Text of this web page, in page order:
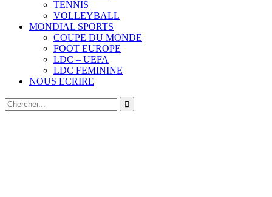
TENNIS
VOLLEYBALL
MONDIAL SPORTS
COUPE DU MONDE
FOOT EUROPE
LDC – UEFA
LDC FEMININE
NOUS ECRIRE